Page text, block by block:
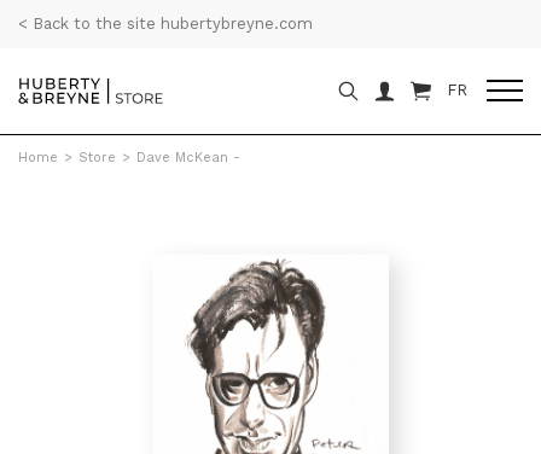
< Back to the site hubertybreyne.com
FR
Home > Store > Dave McKean -